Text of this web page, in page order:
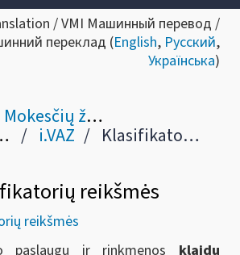
/ VMI Машинный перевод /
переклад (English, Русский,
Українська)
Mokesčių žinynas
i.VAZ Klasifikatorių reikšmės
reikšmės
reikšmės
paslaugų ir rinkmenos klaidų